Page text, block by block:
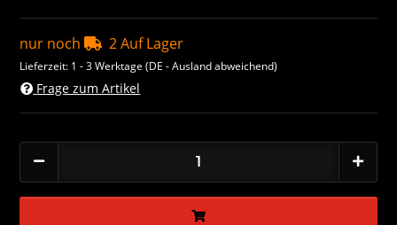
nur noch 2 Auf Lager
Lieferzeit: 1 - 3 Werktage(DE - Ausland abweichend)
Frage zum Artikel